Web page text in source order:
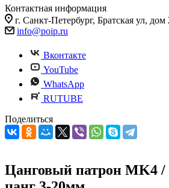
Контактная информация
г. Санкт-Петербург, Братская ул,
info@poip.ru
Вконтакте
YouTube
WhatsApp
RUTUBE
Поделиться
Цанговый патрон MK4 /